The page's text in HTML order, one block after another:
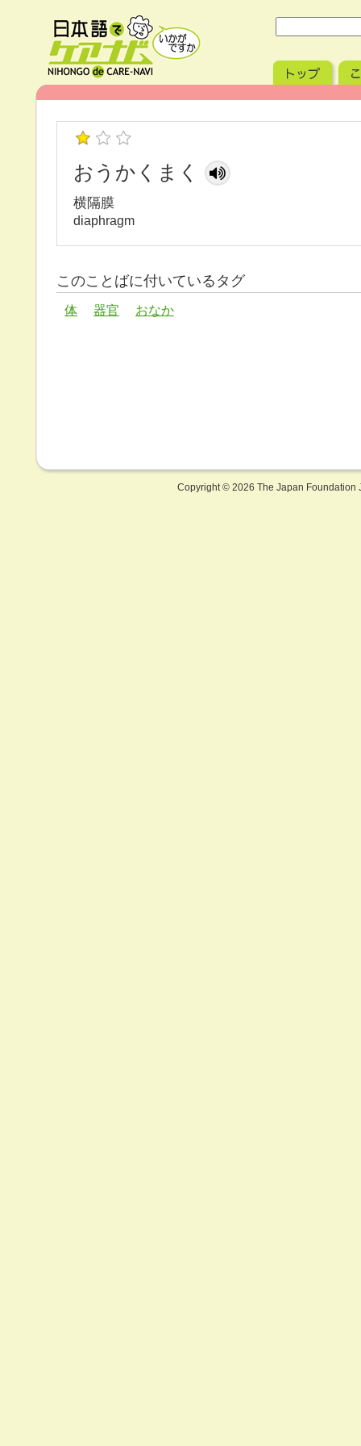
おうかくまく
横隔膜
diaphragm
このことばに付いているタグ
体 器官 おなか
Copyright © 2026 The Japan Foundation